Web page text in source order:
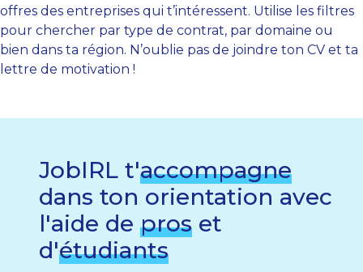
offres des entreprises qui t’intéressent. Utilise les filtres
pour chercher par type de contrat, par domaine ou
bien dans ta région. N’oublie pas de joindre ton CV et ta
lettre de motivation !
JobIRL t'accompagne
dans ton orientation avec
l'aide de pros et
d'étudiants